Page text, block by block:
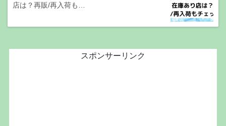
店は？再販/再入荷も…
スポンサーリンク